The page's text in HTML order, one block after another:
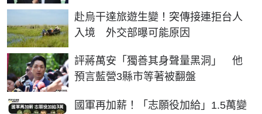
赴烏干達旅遊生變！突傳接連拒台人
入境 外交部曝可能原因
評蔣萬安「獨善其身聲量黑洞」 他
預言藍營3縣市等著被翻盤
國軍再加薪！「志願役加給」1.5萬變